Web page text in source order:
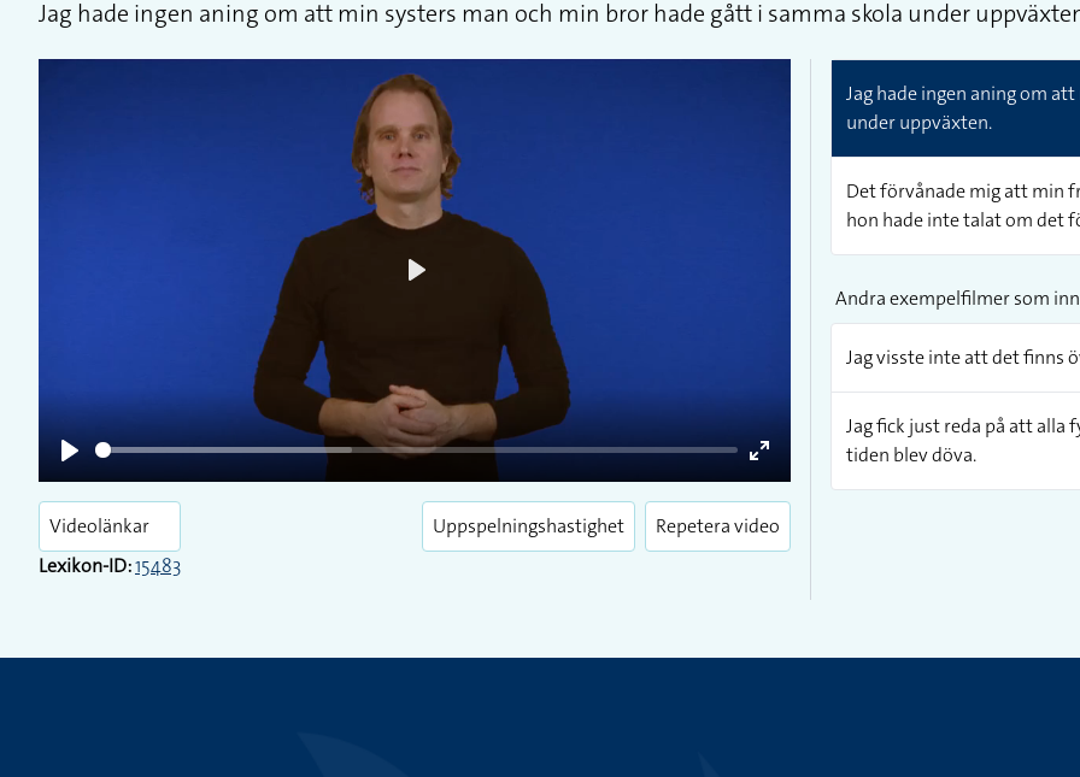
Jag hade ingen aning om att min systers man och min bror hade gått i samma skola under
Play
Enter
fullscreen
Videolänkar
Lexikon-ID:15483
Uppspelningshastighet Repetera video
Jag hade ingen aning om
under uppväxten.
Det förvånade mig att min
hon hade inte talat om det
Andra exempelfilmer som
Jag visste inte att det finns
Jag fick just reda på att alla
tiden blev döva.